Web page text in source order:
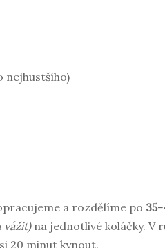
nejhustšího)
a rozdělíme po
vážit)na jednotlivé koláčky. V
20 minut kynout.